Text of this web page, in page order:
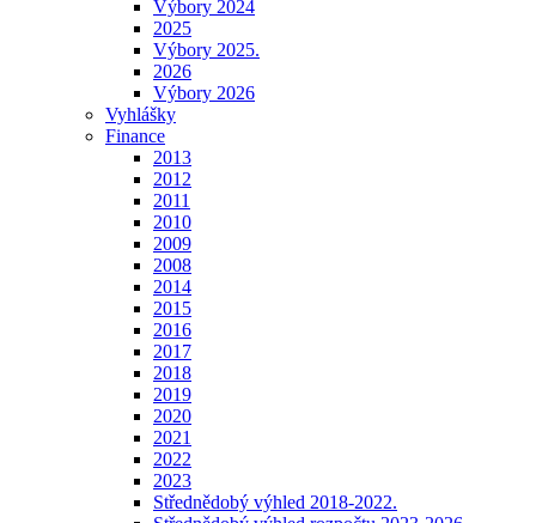
Výbory 2024
2025
Výbory 2025.
2026
Výbory 2026
Vyhlášky
Finance
2013
2012
2011
2010
2009
2008
2014
2015
2016
2017
2018
2019
2020
2021
2022
2023
Střednědobý výhled 2018-2022.